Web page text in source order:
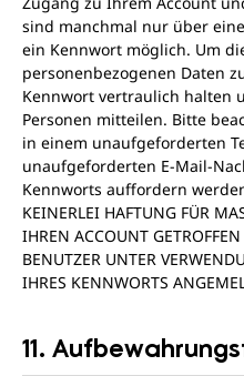
sind manchmal nur über
ein Kennwort möglich. Um
personenbezogenen Daten
Kennwort vertraulich halten
Personen mitteilen. Bitte
in einem unaufgeforderten
unaufgeforderten E-Mail-
Kennworts auffordern
KEINERLEI HAFTUNG FÜR
IHREN ACCOUNT
BENUTZER UNTER
IHRES KENNWORTS
11.